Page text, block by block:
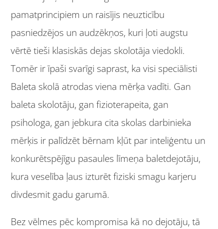
pamatprincipiem un raisījis neuzticību
pasniedzējos un audzēkņos, kuri ļoti augstu
vērtē tieši klasiskās dejas skolotāja viedokli.
Tomēr ir īpaši svarīgi saprast, ka visi speciālisti
Baleta skolā atrodas viena mērķa vadīti. Gan
baleta skolotāju, gan fizioterapeita, gan
psihologa, gan jebkura cita skolas darbinieka
mērķis ir palīdzēt bērnam kļūt par inteliģentu un
konkurētspējīgu pasaules līmeņa baletdejotāju,
kura veselība ļaus izturēt fiziski smagu karjeru
divdesmit gadu garumā.
Bez vēlmes pēc kompromisa kā no dejotāju, tā